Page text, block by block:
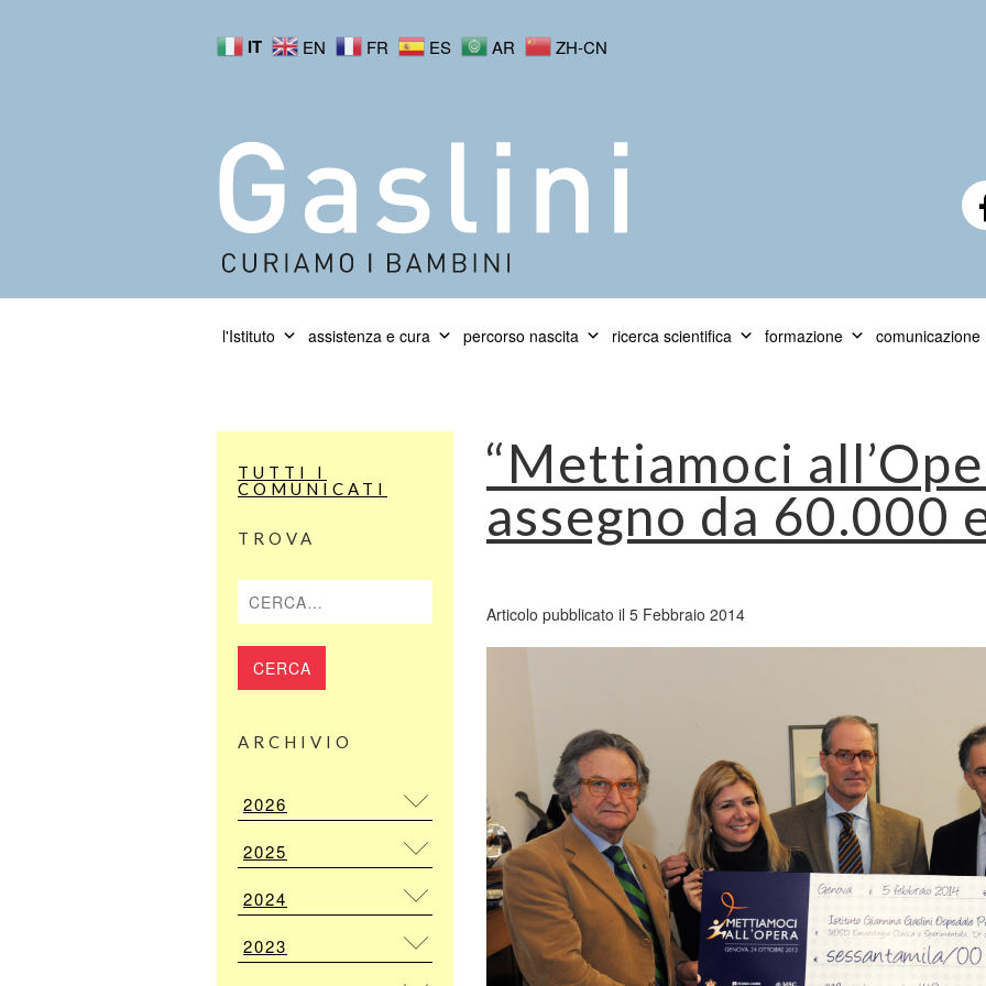
IT EN FR ES AR ZH-CN
l'Istituto assistenza e cura percorso nascita ricerca scientifica formazione comunicazione
TUTTI I
COMUNICATI
TROVA
ARCHIVIO
2026
2025
2024
2023
“Mettiamoci
assegno da 60.000
Articolo pubblicato il 5 Febbraio 2014